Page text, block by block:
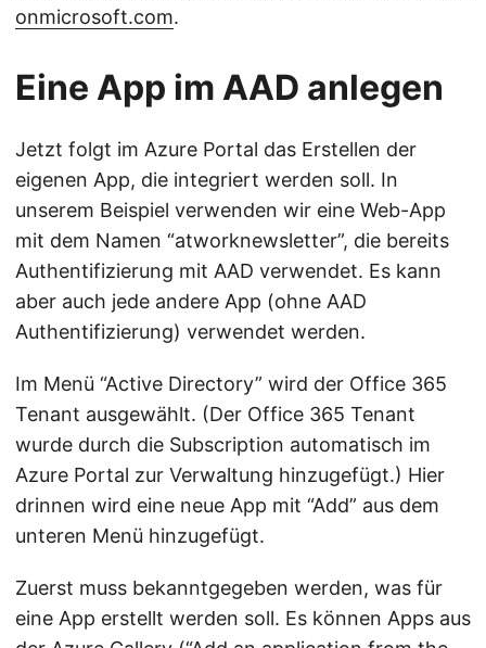
onmicrosoft.com.
Eine App im AAD anlegen
Jetzt folgt im Azure Portal das Erstellen der
eigenen App, die integriert werden soll. In
unserem Beispiel verwenden wir eine Web-App
mit dem Namen “atworknewsletter”, die bereits
Authentifizierung mit AAD verwendet. Es kann
aber auch jede andere App (ohne AAD
Authentifizierung) verwendet werden.
Im Menü “Active Directory” wird der Office 365
Tenant ausgewählt. (Der Office 365 Tenant
wurde durch die Subscription automatisch im
Azure Portal zur Verwaltung hinzugefügt.) Hier
drinnen wird eine neue App mit “Add” aus dem
unteren Menü hinzugefügt.
Zuerst muss bekanntgegeben werden, was für
eine App erstellt werden soll. Es können Apps aus